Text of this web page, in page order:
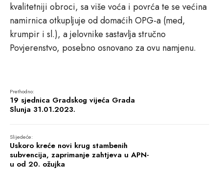
kvalitetniji obroci, sa više voća i povrća te se većina
namirnica otkupljuje od domaćih OPG-a (med,
krumpir i sl.), a jelovnike sastavlja stručno
Povjerenstvo, posebno osnovano za ovu namjenu.
Prethodno:
19 sjednica Gradskog vijeća Grada
Slunja 31.01.2023.
Slijedeće:
Uskoro kreće novi krug stambenih
subvencija, zaprimanje zahtjeva u APN-
u od 20. ožujka